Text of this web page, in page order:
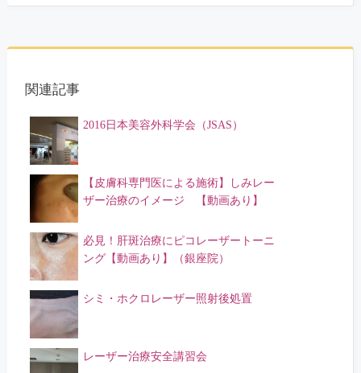
関連記事
2016日本美容外科学会（JSAS）
【皮膚科専門医による施術】しみレー
ザー治療のイメージ 【動画あり】
必見！肝斑治療にピコレーザートーニ
ング【動画あり】（銀座院）
シミ・ホクロレーザー照射後処置
レーザー治療安全講習会